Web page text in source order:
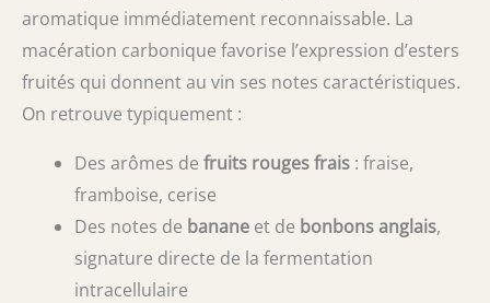
aromatique immédiatement reconnaissable. La
macération carbonique favorise l’expression d’esters
fruités qui donnent au vin ses notes caractéristiques.
On retrouve typiquement :
Des arômes de fruits rouges frais : fraise,
framboise, cerise
Des notes de banane et de bonbons anglais,
signature directe de la fermentation
intracellulaire